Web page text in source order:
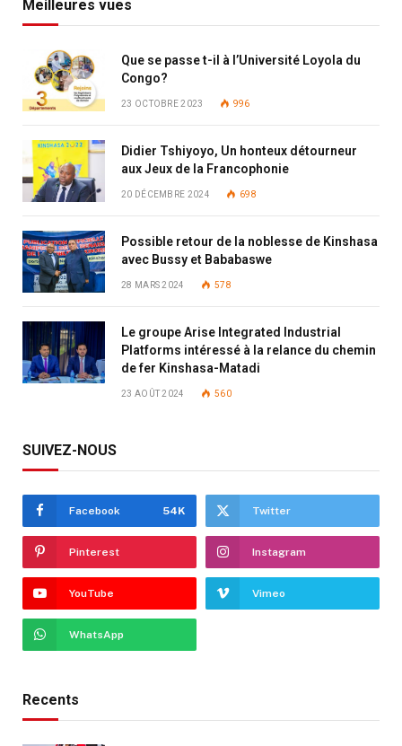
Meilleures vues
Que se passe t-il à l’Université Loyola du
Congo?
23 OCTOBRE 2023 996
Didier Tshiyoyo, Un honteux détourneur
aux Jeux de la Francophonie
20 DÉCEMBRE 2024 698
Possible retour de la noblesse de Kinshasa
avec Bussy et Bababaswe
28 MARS 2024 578
Le groupe Arise Integrated Industrial
Platforms intéressé à la relance du chemin
de fer Kinshasa-Matadi
23 AOÛT 2024 560
SUIVEZ-NOUS
Facebook 54K Twitter
Pinterest Instagram
YouTube Vimeo
WhatsApp
Recents